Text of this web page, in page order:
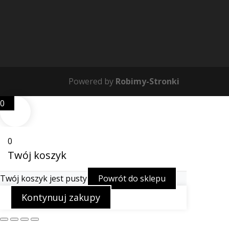
Powered by Robimy-Stronki
0
0
Twój koszyk
Twój koszyk jest pusty Powrót do sklepu
Kontynuuj zakupy